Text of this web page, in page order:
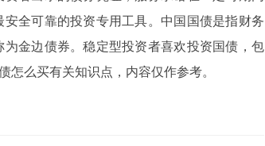
全可靠的投资专用工具。中国国债是指财务
金边债券。稳定型投资者喜欢投资国债，包
么买有关知识点，内容仅作参考。